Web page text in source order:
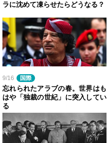
ラに沈めて凍らせたらどうなる？
9/16 国際
忘れられたアラブの春。世界はも
はや「独裁の世紀」に突入してい
る